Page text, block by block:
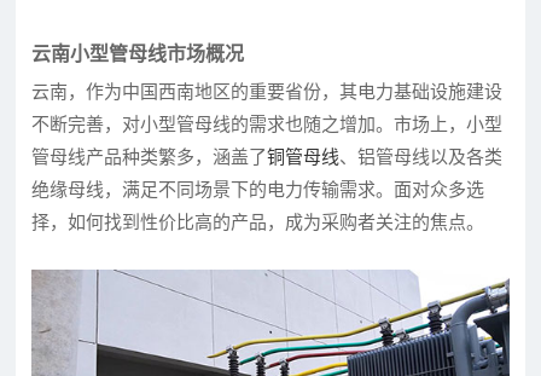
云南小型管母线市场概况
云南，作为中国西南地区的重要省份，其电力基础设施建设
不断完善，对小型管母线的需求也随之增加。市场上，小型
管母线产品种类繁多，涵盖了铜管母线、铝管母线以及各类
绝缘母线，满足不同场景下的电力传输需求。面对众多选
择，如何找到性价比高的产品，成为采购者关注的焦点。